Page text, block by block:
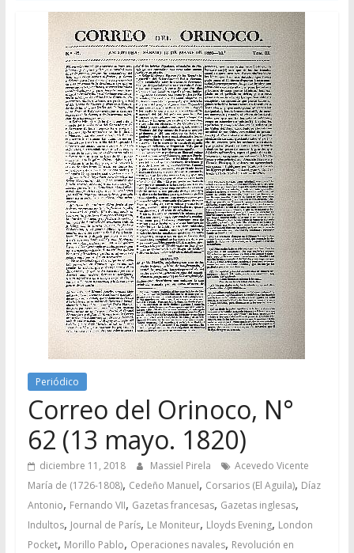
Periódico
Correo del Orinoco, N°
62 (13 mayo. 1820)
diciembre 11, 2018 Massiel Pirela
Acevedo Vicente
María de (1726-1808), Cedeño Manuel, Corsarios (El Aguila), Díaz
Antonio, Fernando VII, Gazetas francesas, Gazetas inglesas,
Indultos, Journal de París, Le Moniteur, Lloyds Evening, London
Pocket, Morillo Pablo, Operaciones navales, Revolución en